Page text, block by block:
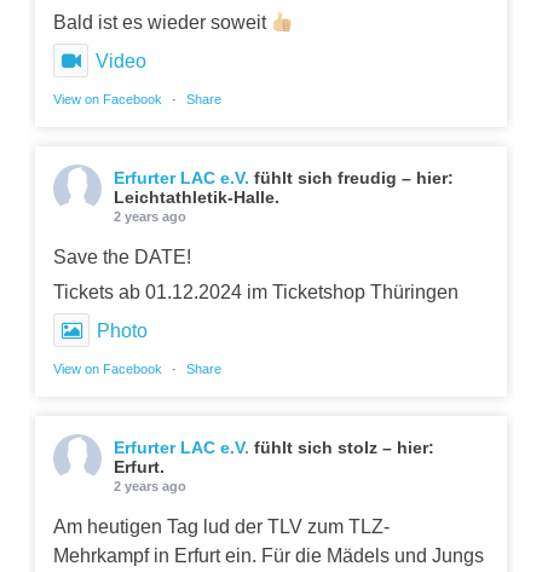
Bald ist es wieder soweit
Video
View on Facebook · Share
Erfurter LAC e.V. fühlt sich freudig – hier:
Leichtathletik-Halle.
2 years ago
Save the DATE!
Tickets ab 01.12.2024 im Ticketshop Thüringen
Photo
View on Facebook · Share
Erfurter LAC e.V. fühlt sich stolz – hier:
Erfurt.
2 years ago
Am heutigen Tag lud der TLV zum TLZ-
Mehrkampf in Erfurt ein. Für die Mädels und Jungs